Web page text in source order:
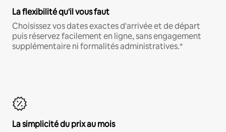
La flexibilité qu'il vous faut
Choisissez vos dates exactes d'arrivée et de départ
puis réservez facilement en ligne, sans engagement
supplémentaire ni formalités administratives.*
La simplicité du prix au mois